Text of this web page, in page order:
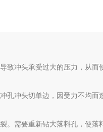
致冲头承受过大的压力，从
孔冲头切单边，因受力不均而
。需要重新钻大落料孔，使落